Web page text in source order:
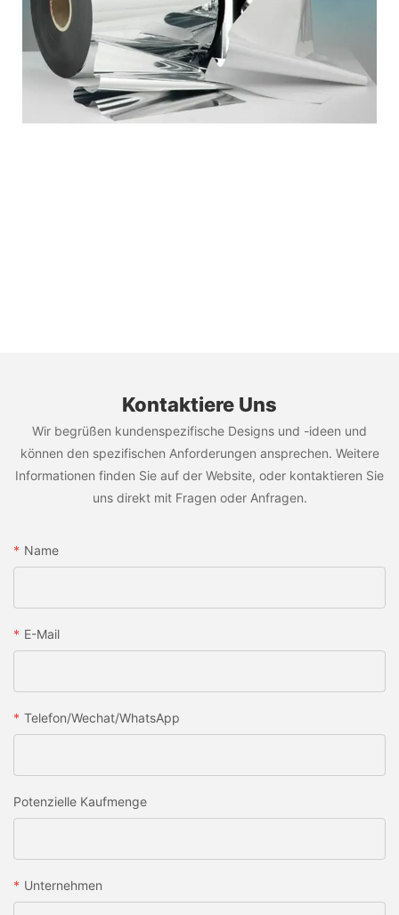
Kontaktiere Uns
Wir begrüßen kundenspezifische Designs und -ideen und
können den spezifischen Anforderungen ansprechen. Weitere
Informationen finden Sie auf der Website, oder kontaktieren Sie
uns direkt mit Fragen oder Anfragen.
Name
E-Mail
Telefon/Wechat/WhatsApp
Potenzielle Kaufmenge
Unternehmen